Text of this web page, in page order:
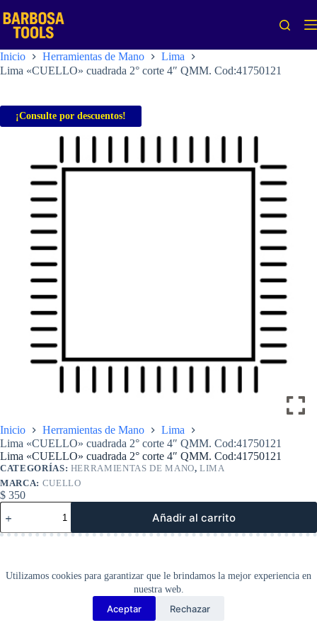
al
contenido
Utilizamos cookies para garantizar que le brindamos la mejor experiencia en
nuestra web.
Aceptar Rechazar
Inicio Herramientas de Mano
Lima
Lima «CUELLO» cuadrada 2° corte 4″ QMM. Cod:41750121
¡Consulte por descuentos!
Inicio Herramientas de Mano
Lima
Lima «CUELLO» cuadrada 2° corte 4″ QMM. Cod:41750121
Lima «CUELLO» cuadrada 2° corte 4″ QMM. Cod:41750121
CATEGORÍAS: HERRAMIENTAS DE MANO,LIMA
MARCA: CUELLO
$ 350
Lima
«CUELLO»
cuadrada
QMM.
Añadir al carrito
Copyright Barbosa Tools©